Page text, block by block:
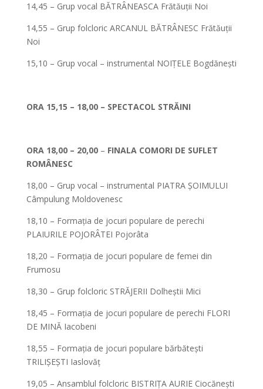
14,45 – Grup vocal BĂTRÂNEASCA Frătăuții Noi
14,55 – Grup folcloric ARCANUL BĂTRÂNESC Frătăuții
Noi
15,10 – Grup vocal – instrumental NOIȚELE Bogdănești
ORA 15,15 – 18,00 – SPECTACOL STRĂINI
ORA 18,00 – 20,00– FINALA COMORI DE SUFLET
ROMÂNESC
18,00 – Grup vocal – instrumental PIATRA ȘOIMULUI
Câmpulung Moldovenesc
18,10 – Formația de jocuri populare de perechi
PLAIURILE POJORÂTEI Pojorâta
18,20 – Formația de jocuri populare de femei din
Frumosu
18,30 – Grup folcloric STRĂJERII Dolheștii Mici
18,45 – Formația de jocuri populare de perechi FLORI
DE MINĂ Iacobeni
18,55 – Formația de jocuri populare bărbătești
TRILIȘEȘTI Iaslovăț
19,05 – Ansamblul folcloric BISTRIȚA AURIE Ciocănești